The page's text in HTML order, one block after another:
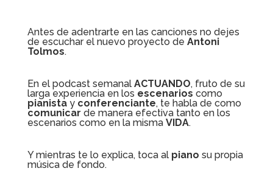
Antes de adentrarte en las canciones no dejes
de escuchar el nuevo proyecto de Antoni
Tolmos.
En el podcast semanal ACTUANDO, fruto de su
larga experiencia en los escenarios como
pianistay conferenciante, te habla de como
comunicar de manera efectiva tanto en los
escenarios como en la misma VIDA.
Y mientras te lo explica, toca al piano su propia
música de fondo.